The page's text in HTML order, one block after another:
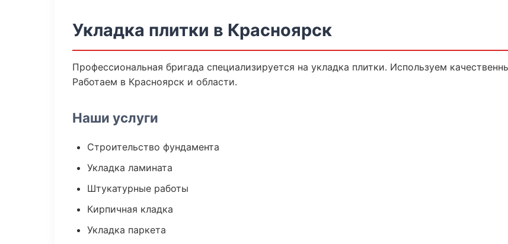
Укладка плитки в Красноярск
Профессиональная бригада специализируется на укладка плитки. Используем
Работаем в Красноярск и области.
Наши услуги
Строительство фундамента
Укладка ламината
Штукатурные работы
Кирпичная кладка
Укладка паркета